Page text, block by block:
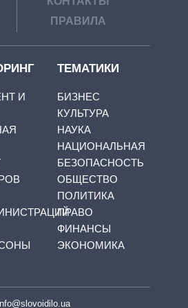
ПРАВИЛА
И
ТЕМАТИКИ
БИЗНЕС
КУЛЬТУРА
НАУКА
НАЦИОНАЛЬНАЯ
БЕЗОПАСНОСТЬ
ОБЩЕСТВО
ПОЛИТИКА
ПРАВО
ФИНАНСЫ
ЭКОНОМИКА